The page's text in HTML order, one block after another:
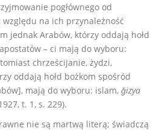
pogłównego od
względu na ich przynależność
jednak Arabów, którzy oddają hołd
– ci mają do wyboru:
chrześcijanie, żydzi,
oddają hołd bożkom spośród
mają do wyboru: islam, ǧizya
t. 1, s. 229).
nie są martwą literą; świadczą